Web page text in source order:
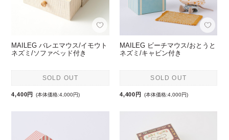
MAILEG バレエマウス/イモウト
ネズミ/ソファベッド付き
SOLD OUT
4,400円 (本体価格:4,000円)
MAILEG ビーチマウス/おとうと
ネズミ/キャビン付き
SOLD OUT
4,400円 (本体価格:4,000円)